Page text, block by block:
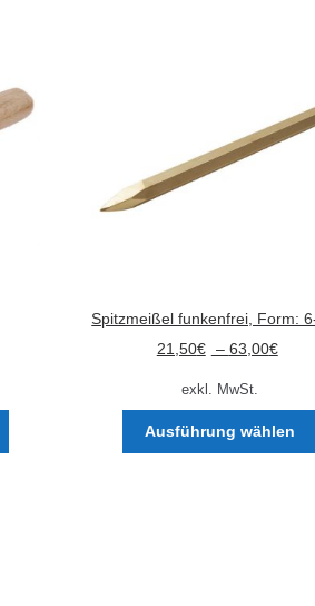
Spitzmeißel funkenfrei, Form:
21,50€ – 63,00€
exkl. MwSt.
Ausführung wählen